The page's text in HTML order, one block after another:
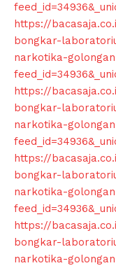
https://
bongkar-
narkotika-
https://
bongkar-
narkotika-
https://
bongkar-
narkotika-
https://
bongkar-
narkotika-